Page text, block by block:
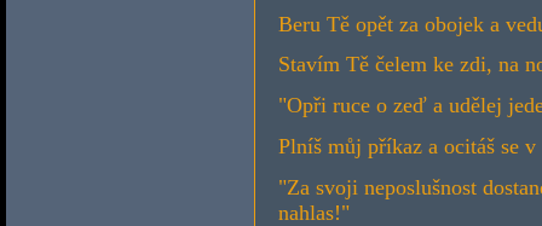
Beru Tě opět za obojek a
Stavím Tě čelem ke zdi, na
"Opři ruce o zeď a udělej
Plníš můj příkaz a ocitáš se
"Za svoji neposlušnost
nahlas!"